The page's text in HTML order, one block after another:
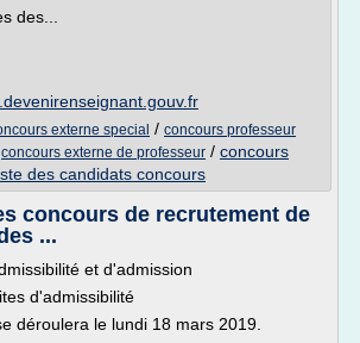
des...
externe special / concours professeur
concours externe de professeur / concours
des candidats concours
concours de recrutement de
...
et d'admission
d'admissibilité
déroulera le lundi 18 mars 2019.